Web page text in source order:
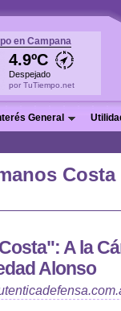
en Campana
4.9ºC
Despejado
por TuTiempo.net
General
A la
Alonso